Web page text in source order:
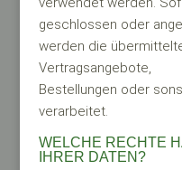
geschlossen oder
werden die
Vertragsangebote,
Bestellungen oder
verarbeitet.
WELCHE RECHTE
IHRER DATEN?